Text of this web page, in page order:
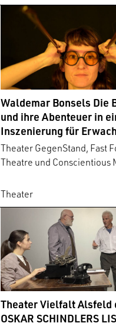
Waldemar Bonsels Die
und ihre Abenteuer in
Inszenierung für
Theater GegenStand, Fast
Theatre und Conscientious
Theater
Theater Vielfalt Alsfeld
OSKAR SCHINDLERS